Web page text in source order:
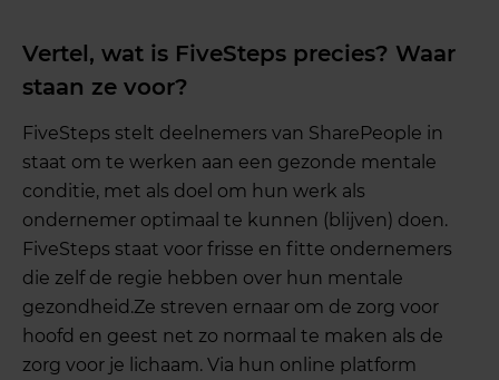
Vertel, wat is FiveSteps precies? Waar
staan ze voor?
FiveSteps stelt deelnemers van SharePeople in
staat om te werken aan een gezonde mentale
conditie, met als doel om hun werk als
ondernemer optimaal te kunnen (blijven) doen.
FiveSteps staat voor frisse en fitte ondernemers
die zelf de regie hebben over hun mentale
gezondheid.Ze streven ernaar om de zorg voor
hoofd en geest net zo normaal te maken als de
zorg voor je lichaam. Via hun online platform